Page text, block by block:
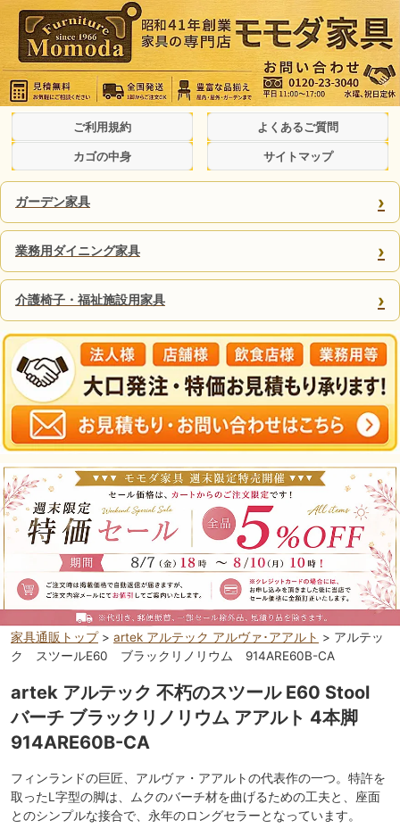
ご利用規約 よくあるご質問
カゴの中身 サイトマップ
ガーデン家具 ›
業務用ダイニング家具 ›
介護椅子・福祉施設用家具 ›
家具通販トップ> artek アルテック アルヴァ･アアルト > アルテッ
ク スツールE60 ブラックリノリウム 914ARE60B-CA
artek アルテック 不朽のスツール E60 Stool
バーチ ブラックリノリウム アアルト 4本脚
914ARE60B-CA
フィンランドの巨匠、アルヴァ・アアルトの代表作の一つ。特許を
取ったL字型の脚は、ムクのバーチ材を曲げるための工夫と、座面
とのシンプルな接合で、永年のロングセラーとなっています。